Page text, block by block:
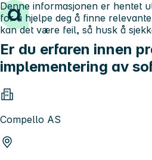
Hopp til innhold
Er du erfaren innen
implementering av
Compello AS
Denne informasjonen er hentet
for å hjelpe deg å finne
kan det være feil, så husk å